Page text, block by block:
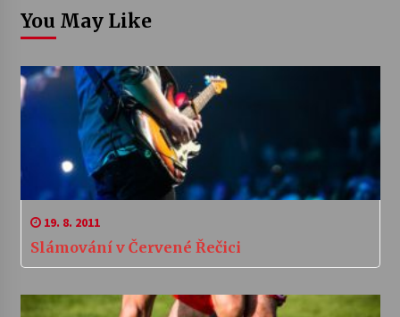
You May Like
19. 8. 2011
Slámování v Červené Řečici